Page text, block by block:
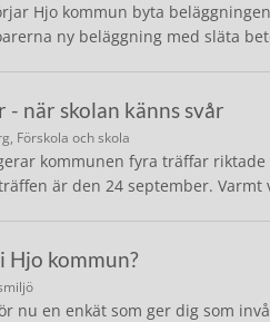
Hjo kommun byta
ny beläggning med släta
när skolan känns svår
Förskola och skola
kommunen fyra träffar
är den 24 september. Varmt
Hjo kommun?
nu en enkät som ger dig som